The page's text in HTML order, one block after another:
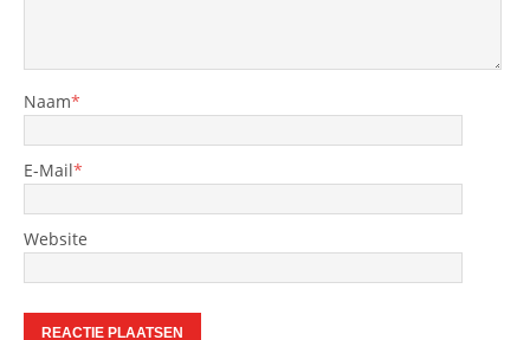
Naam*
E-Mail*
Website